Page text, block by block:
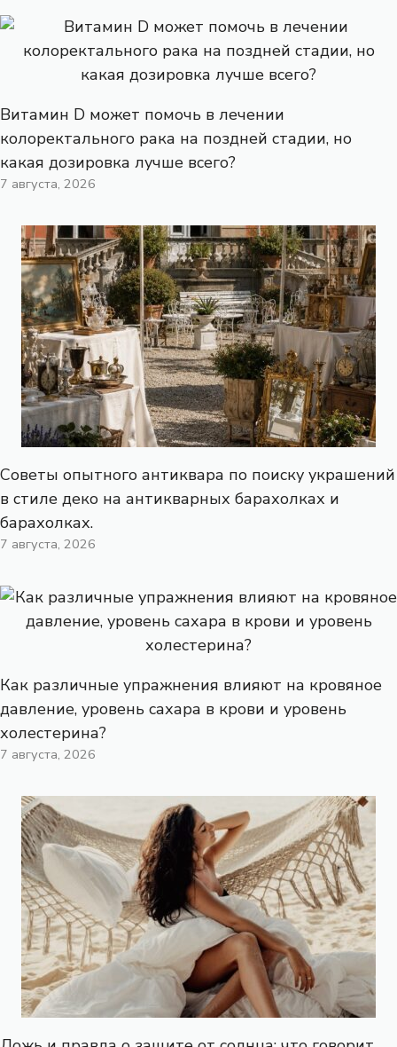
Витамин D может помочь в лечении
колоректального рака на поздней стадии, но
какая дозировка лучше всего?
7 августа, 2026
Советы опытного антиквара по поиску украшений
в стиле деко на антикварных барахолках и
барахолках.
7 августа, 2026
Как различные упражнения влияют на кровяное
давление, уровень сахара в крови и уровень
холестерина?
7 августа, 2026